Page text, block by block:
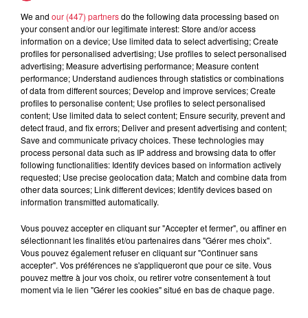
3 août 2026
Éclipse solaire le 12 août : où et
comment observer ce spectacle en...
Dans la même série
Le Mix de Nono #166
Le Mix de Nono #165
We and our (447) partnersdo the following data processing based on
your consent and/or our legitimate interest: Store and/or access
information on a device; Use limited data to select advertising; Create
profiles for personalised advertising; Use profiles to select personalised
advertising; Measure advertising performance; Measure content
performance; Understand audiences through statistics or combinations
of data from different sources; Develop and improve services; Create
profiles to personalise content; Use profiles to select personalised
content; Use limited data to select content; Ensure security, prevent and
detect fraud, and fix errors; Deliver and present advertising and content;
Save and communicate privacy choices. These technologies may
process personal data such as IP address and browsing data to offer
following functionalities: Identify devices based on information actively
requested; Use precise geolocation data; Match and combine data from
other data sources; Link different devices; Identify devices based on
information transmitted automatically.
Vous pouvez accepter en cliquant sur "Accepter et fermer", ou affiner en
sélectionnant les finalités et/ou partenaires dans "Gérer mes choix".
Vous pouvez également refuser en cliquant sur "Continuer sans
accepter". Vos préférences ne s'appliqueront que pour ce site. Vous
pouvez mettre à jour vos choix, ou retirer votre consentement à tout
moment via le lien "Gérer les cookies" situé en bas de chaque page.